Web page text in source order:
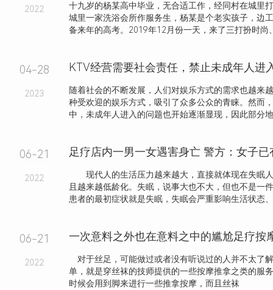
2022
十九岁的杨某高中毕业，无合适工作，经同村在城里
城里一家洗浴会所作服务生，杨某是个老实孩子，边
备来年的高考。2019年12月份一天，来了三打扮时尚
04-28
2023
随着社会的不断发展，人们对娱乐方式的需求也越来
种受欢迎的娱乐方式，吸引了众多公众的青睐。然而
中，未成年人进入的问题也开始逐渐显现，因此部分
06-21
2022
足疗店内一男一女遇害身亡 警方：女子已
现代人的生活压力越来越大，直接就体现在失眠
且越来越低龄化。失眠，说事大也不大，但也不是一
患者的最初症状就是失眠，失眠会严重影响生活状态
06-21
2022
一次意料之外也在意料之中的尴尬足疗按
对于丝足，可能做过或者没有听说过的人并不太了
单，就是穿丝袜的技师提供的一些按摩推拿之类的服
时候会用到脚来进行一些推拿按摩，而且丝袜